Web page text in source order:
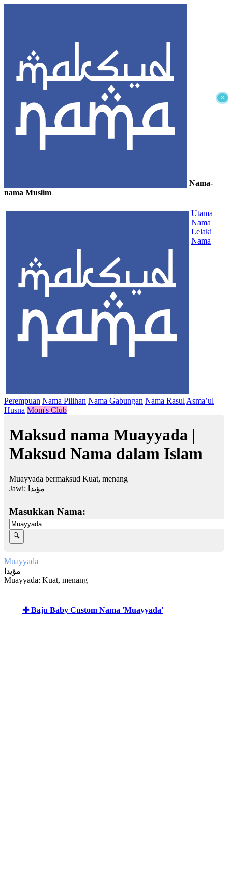
×
Nama-
nama Muslim
Utama
Nama
Lelaki
Nama
Perempuan Nama Pilihan Nama Gabungan Nama Rasul Asma’ul
Husna Mom's Club
Maksud nama Muayyada |
Maksud Nama dalam Islam
Muayyada bermaksud Kuat, menang
Jawi: مؤيدا
Masukkan Nama:
Muayyada
مؤيدا
Muayyada: Kuat, menang
✚ Baju Baby Custom Nama 'Muayyada'